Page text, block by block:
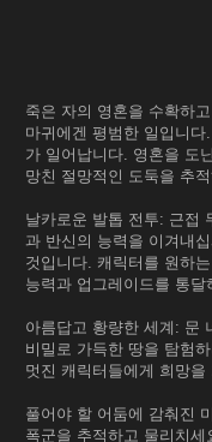
죽은 자의 영혼을 수확하
마귀에겐 평범한 일입니
가 일어납니다. 영혼을 도
망친 절망적인 도둑을 추적
날카로운 발톱 전투: 근접
과 반신의 능력을 이겨내
것입니다. 캐릭터를 원하
능력과 업그레이드를 통달
아름답고 황량한 세계: 문
비밀로 가득한 땅을 탐험
멋진 캐릭터들에게 희망을
풀어야 할 어둠에 감춰진
폭군을 추적하고 물리치